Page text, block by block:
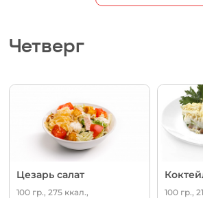
Четверг
Цезарь салат
100 гр., 275 ккал., 100 гр.,